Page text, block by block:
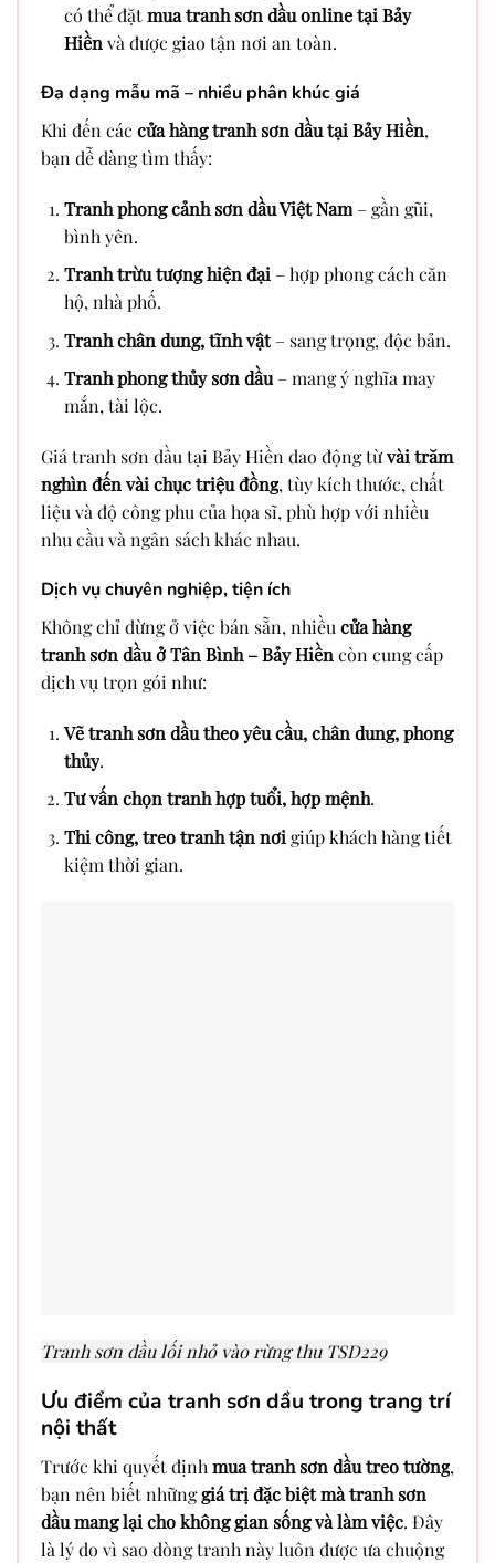
có thể đặtmua tranh sơn dầu online tại Bảy
Hiền và được giao tận nơi an toàn.
Đa dạng mẫu mã – nhiều phân khúc giá
Khi đến các cửa hàng tranh sơn dầu tại Bảy Hiền,
bạn dễ dàng tìm thấy:
Tranh phong cảnh sơn dầu Việt Nam– gần gũi,
bình yên.
Tranh trừu tượng hiện đại – hợp phong cách căn
hộ, nhà phố.
Tranh chân dung, tĩnh vật– sang trọng, độc bản.
Tranh phong thủy sơn dầu– mang ý nghĩa may
mắn, tài lộc.
Giá tranh sơn dầu tại Bảy Hiền dao động từvài trăm
nghìn đến vài chục triệu đồng, tùy kích thước, chất
liệu và độ công phu của họa sĩ, phù hợp với nhiều
nhu cầu và ngân sách khác nhau.
Dịch vụ chuyên nghiệp, tiện ích
Không chỉ dừng ở việc bán sẵn, nhiều cửa hàng
tranh sơn dầu ở Tân Bình – Bảy Hiền còn cung cấp
dịch vụ trọn gói như:
Vẽ tranh sơn dầu theo yêu cầu, chân dung, phong
thủy.
Tư vấn chọn tranh hợp tuổi, hợp mệnh.
Thi công, treo tranh tận nơi giúp khách hàng tiết
kiệm thời gian.
Tranh sơn dầu lối nhỏ vào rừng thu TSD229
Ưu điểm của tranh sơn dầu trong trang trí
nội thất
Trước khi quyết định mua tranh sơn dầu treo tường,
bạn nên biết nhữnggiá trị đặc biệt mà tranh sơn
dầu mang lại cho không gian sống và làm việc. Đây
là lý do vì sao dòng tranh này luôn được ưa chuộng